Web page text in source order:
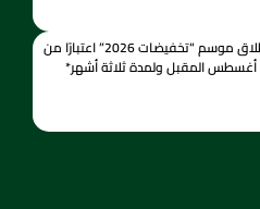
التجارة” إطلاق موسم “تخفيضات 2026” اعتبارًا من
المقبل ولمدة ثلاثة أشهر*